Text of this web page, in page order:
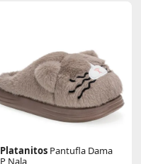
Platanitos Pantufla Dama
P Nala